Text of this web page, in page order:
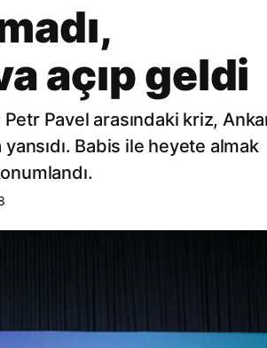
açıp geldi
Pavel arasındaki kriz,
Babis ile heyete almak